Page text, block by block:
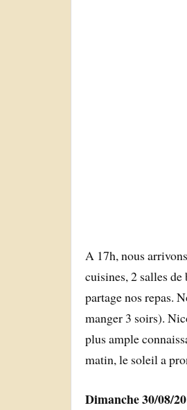
A 17h, nous
cuisines, 2 salles
partage nos repas.
manger 3 soirs).
plus ample
matin, le soleil a
Dimanche 30/08/20